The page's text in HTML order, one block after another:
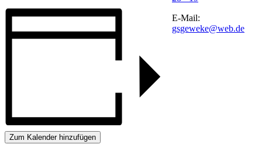
Zum Kalender hinzufügen
E-Mail:
gsgeweke@web.de